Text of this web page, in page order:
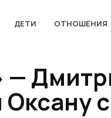
ДЕТИ ОТНОШЕНИЯ
—